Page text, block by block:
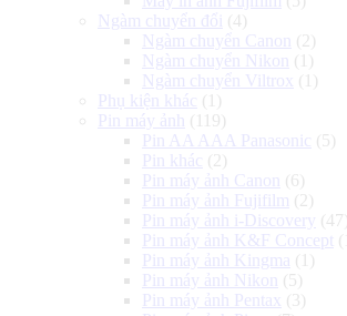
Ngàm chuyển đổi (4)
Ngàm chuyển Canon
(2)
Ngàm chuyển Nikon
(1)
Ngàm chuyển Viltrox (1)
Phụ kiện khác (1)
Pin máy ảnh
(119)
Pin AA AAA Panasonic (5)
Pin khác (2)
Pin máy ảnh Canon
(6)
Pin máy ảnh Fujifilm (2)
Pin máy ảnh i-Discovery (47)
Pin máy ảnh K&F Concept
Pin máy ảnh Kingma (1)
Pin máy ảnh Nikon
(5)
Pin máy ảnh Pentax (3)